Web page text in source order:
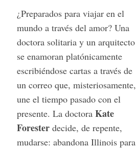
¿Preparados para viajar en el
mundo a través del amor? Una
doctora solitaria y un arquitecto
se enamoran platónicamente
escribiéndose cartas a través de
un correo que, misteriosamente,
une el tiempo pasado con el
presente. La doctora Kate
Foresterdecide, de repente,
mudarse: abandona Illinois para